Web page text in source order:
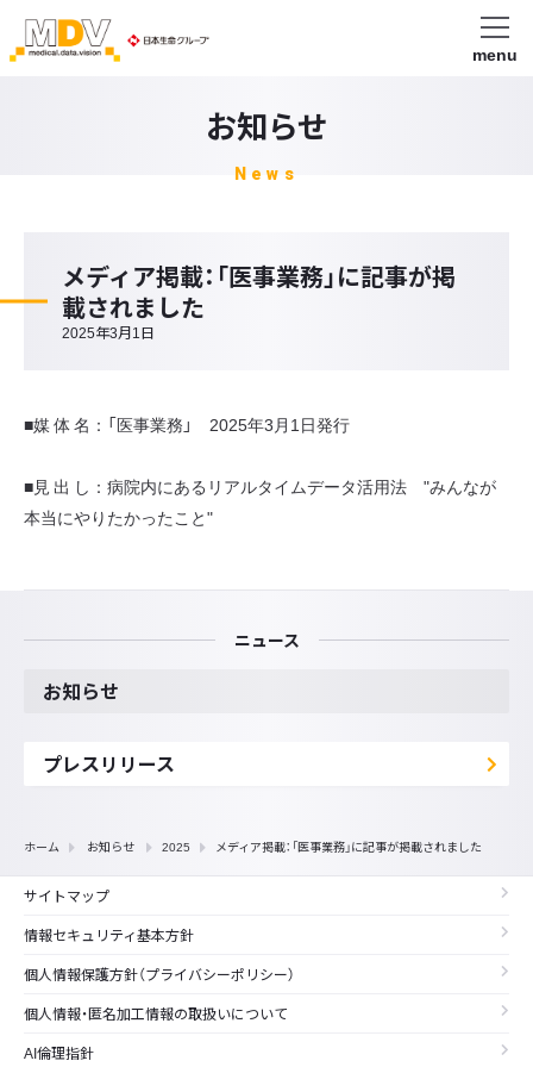
menu
お知らせ
News
メディア掲載：「医事業務」に記事が掲
載されました
2025年3月1日
■媒 体 名：「医事業務」 2025年3月1日発行
■見 出 し：病院内にあるリアルタイムデータ活用法 "みんなが
本当にやりたかったこと"
ニュース
お知らせ
プレスリリース
ホーム お知らせ 2025 メディア掲載：「医事業務」に記事が掲載されました
サイトマップ
情報セキュリティ基本方針
個人情報保護方針（プライバシーポリシー）
個人情報・匿名加工情報の取扱いについて
AI倫理指針